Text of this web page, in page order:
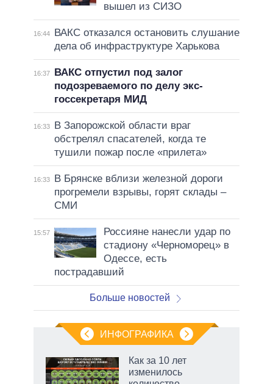
вышел из СИЗО
16:44
ВАКС отказался остановить слушание
дела об инфраструктуре Харькова
16:37
ВАКС отпустил под залог
подозреваемого по делу экс-
госсекретаря МИД
16:33
В Запорожской области враг
обстрелял спасателей, когда те
тушили пожар после «прилета»
16:33
В Брянске вблизи железной дороги
прогремели взрывы, горят склады –
СМИ
15:57
Россияне нанесли удар по
стадиону «Черноморец» в
Одессе, есть
пострадавший
Больше новостей
ИНФОГРАФИКА
Как за 10 лет
изменилось